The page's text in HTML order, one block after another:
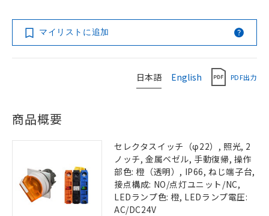
マイリストに追加
日本語 English PDF出力
商品概要
セレクタスイッチ（φ22）, 照光, 2
ノッチ, 金属ベゼル, 手動復帰, 操作
部色: 橙（透明）, IP66, ねじ端子台,
接点構成: NO/点灯ユニット/NC,
LEDランプ色: 橙, LEDランプ電圧:
AC/DC24V